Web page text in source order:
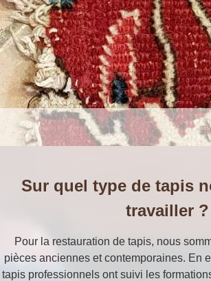
Sur quel type de tapis
travailler ?
Pour la restauration de tapis, nous
pièces anciennes et contemporaines. En
tapis professionnels ont suivi les